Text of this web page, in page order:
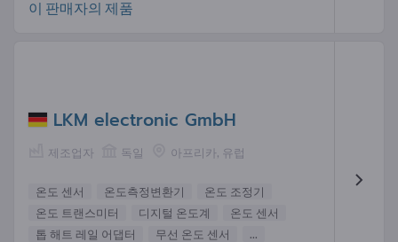
이 판매자의 제품
LKM electronic GmbH
제조업자 독일 아프리카, 유럽
온도 센서 온도측정변환기
온도 조정기
온도 트랜스미터
디지털 온도계
온도 센서
톱 해트 레일 어댑터
무선 온도 센서 ...